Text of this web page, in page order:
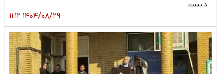
دانست.
۱۴۰۴/۰۸/۲۹ ۱۱:۱۲